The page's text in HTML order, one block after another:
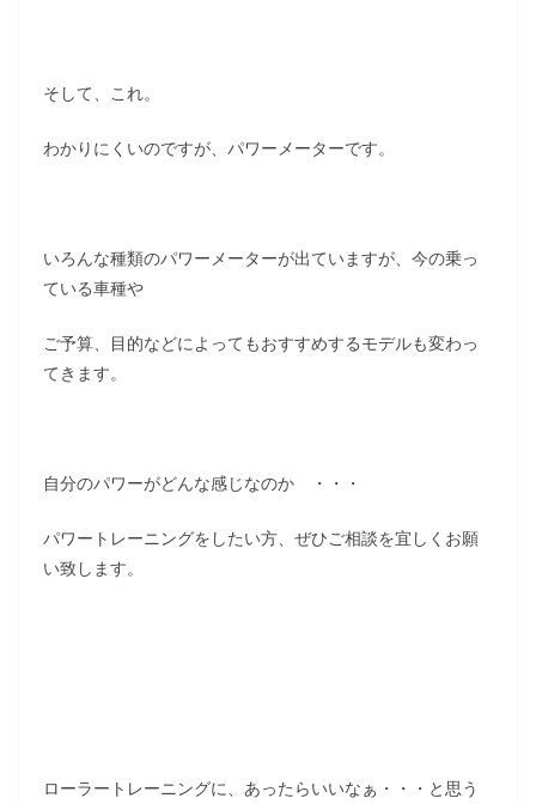
そして、これ。
わかりにくいのですが、パワーメーターです。
いろんな種類のパワーメーターが出ていますが、今の乗っ
ている車種や
ご予算、目的などによってもおすすめするモデルも変わっ
てきます。
自分のパワーがどんな感じなのか ・・・
パワートレーニングをしたい方、ぜひご相談を宜しくお願
い致します。
ローラートレーニングに、あったらいいなぁ・・・と思う